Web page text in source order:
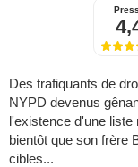
Des trafiquants de
NYPD devenus
l'existence d'une liste
bientôt que son frère
cibles...